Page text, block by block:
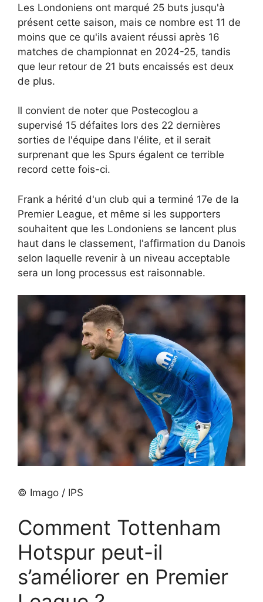
Les Londoniens ont marqué 25 buts jusqu'à
présent cette saison, mais ce nombre est 11 de
moins que ce qu'ils avaient réussi après 16
matches de championnat en 2024-25, tandis
que leur retour de 21 buts encaissés est deux
de plus.
Il convient de noter que Postecoglou a
supervisé 15 défaites lors des 22 dernières
sorties de l'équipe dans l'élite, et il serait
surprenant que les Spurs égalent ce terrible
record cette fois-ci.
Frank a hérité d'un club qui a terminé 17e de la
Premier League, et même si les supporters
souhaitent que les Londoniens se lancent plus
haut dans le classement, l'affirmation du Danois
selon laquelle revenir à un niveau acceptable
sera un long processus est raisonnable.
© Imago / IPS
Comment Tottenham
Hotspur peut-il
s’améliorer en Premier